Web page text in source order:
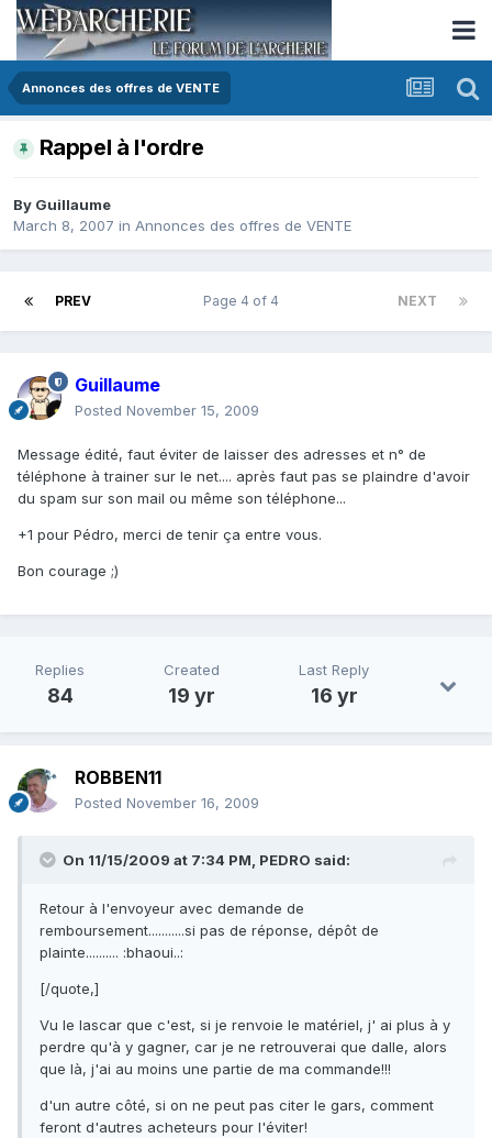
Annonces des offres de VENTE
Rappel à l'ordre
By Guillaume
March 8, 2007 in Annonces des offres de VENTE
PREV NEXT
Page 4 of 4
Guillaume
Posted November 15, 2009
Message édité, faut éviter de laisser des adresses et n° de
téléphone à trainer sur le net.... après faut pas se plaindre d'avoir
du spam sur son mail ou même son téléphone...
+1 pour Pédro, merci de tenir ça entre vous.
Bon courage ;)
Replies
84
Created
19 yr
Last Reply
16 yr
ROBBEN11
Posted November 16, 2009
On 11/15/2009 at 7:34 PM, PEDRO said:
Retour à l'envoyeur avec demande de
remboursement...........si pas de réponse, dépôt de
plainte.......... :bhaoui..:
[/quote,]
Vu le lascar que c'est, si je renvoie le matériel, j' ai plus à y
perdre qu'à y gagner, car je ne retrouverai que dalle, alors
que là, j'ai au moins une partie de ma commande!!!
d'un autre côté, si on ne peut pas citer le gars, comment
feront d'autres acheteurs pour l'éviter!